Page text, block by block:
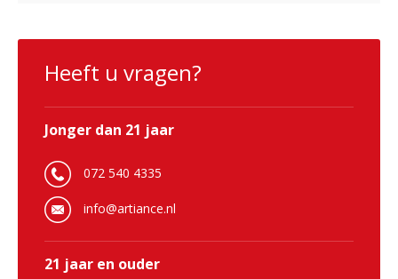
Heeft u vragen?
Jonger dan 21 jaar
072 540 4335
info@artiance.nl
21 jaar en ouder